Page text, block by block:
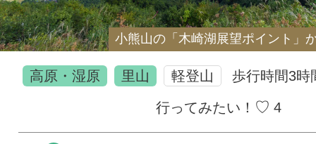
小熊山の「木崎湖展望ポイント」
高原・湿原 里山 軽登山 歩行時間3時
行ってみたい！ ♡ 4